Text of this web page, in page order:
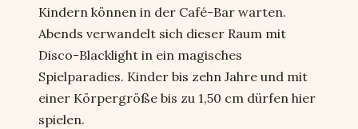
Kindern können in der Café-Bar warten.
Abends verwandelt sich dieser Raum mit
Disco-Blacklight in ein magisches
Spielparadies. Kinder bis zehn Jahre und mit
einer Körpergröße bis zu 1,50 cm dürfen hier
spielen.